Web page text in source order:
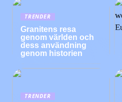
TRENDER
Granitens resa
genom världen och
dess användning
genom historien
TRENDER